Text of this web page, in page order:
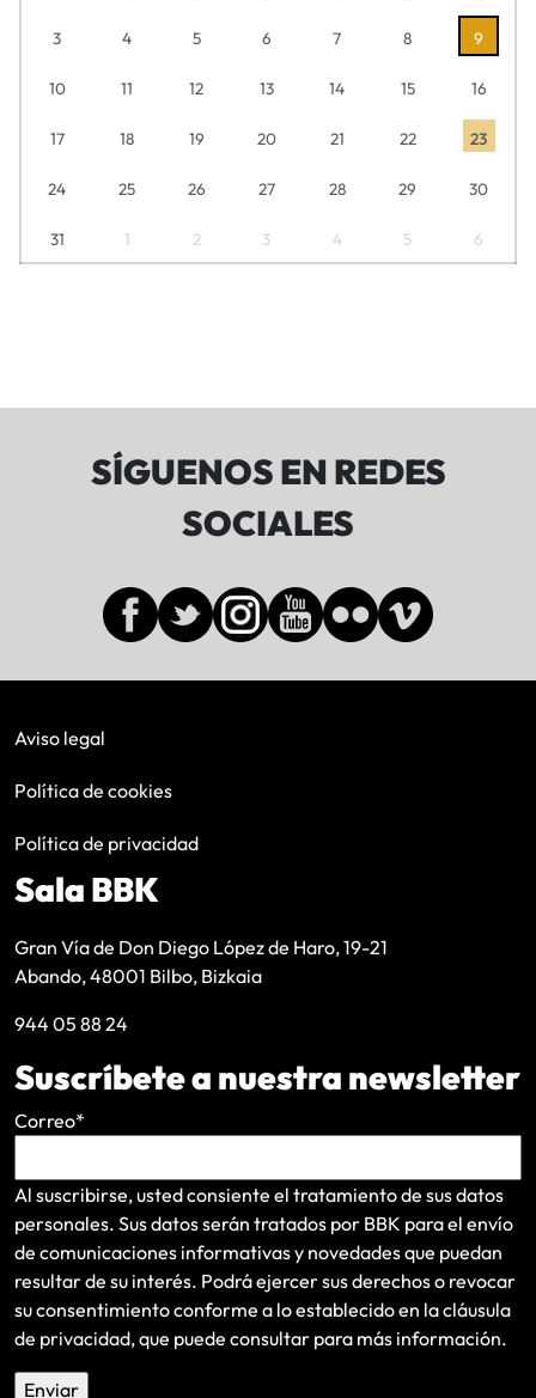
3 4 5 6 7 8 9
10 11 12 13 14 15 16
17 18 19 20 21 22 23
24 25 26 27 28 29 30
31 1 2 3 4 5 6
SÍGUENOS EN REDES
SOCIALES
Aviso legal
Política de cookies
Política de privacidad
Sala BBK
Gran Vía de Don Diego López de Haro, 19-21
Abando, 48001 Bilbo, Bizkaia
944 05 88 24
Suscríbete a nuestra newsletter
Correo*
Al suscribirse, usted consiente el tratamiento de sus datos
personales. Sus datos serán tratados por BBK para el envío
de comunicaciones informativas y novedades que puedan
resultar de su interés. Podrá ejercer sus derechos o revocar
su consentimiento conforme a lo establecido en lacláusula
de privacidad, que puede consultar para más información.